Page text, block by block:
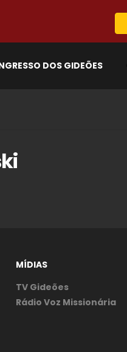
DOS GIDEÕES
MÍDIAS
TV Gideões
Rádio Voz Missionária